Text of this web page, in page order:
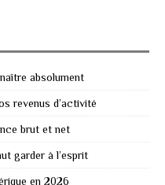
absolument
revenus d’activité
brut et net
garder à l’esprit
en 2026